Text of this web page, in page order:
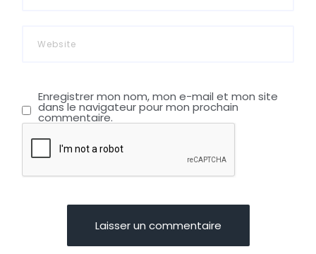
Enregistrer mon nom, mon e-mail et mon site
dans le navigateur pour mon prochain
commentaire.